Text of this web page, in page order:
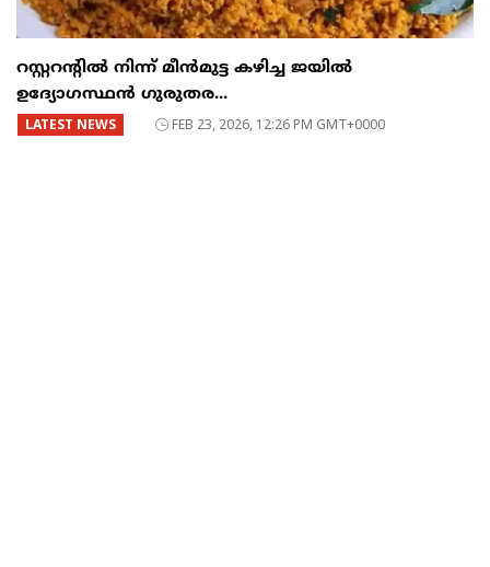
റസ്റ്ററന്റില്‍ നിന്ന് മീന്‍മുട്ട കഴിച്ച ജയില്‍
ഉദ്യോഗസ്ഥന്‍ ഗുരുതര...
LATEST NEWS FEB 23, 2026, 12:26 PM GMT+0000